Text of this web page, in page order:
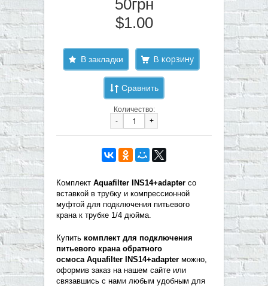
50грн
$1.00
В закладки
Сравнить
Количество:
-
+
Комплект Aquafilter INS14+adapter со
вставкой в трубку и компрессионной
муфтой для подключения питьевого
крана к трубке 1/4 дюйма.
Купить комплект для подключения
питьевого крана обратного
осмоса Aquafilter INS14+adapter можно,
оформив заказ на нашем сайте или
связавшись с нами любым удобным для